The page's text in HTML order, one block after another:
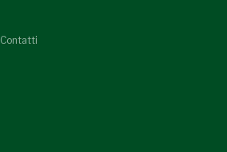
Contatti